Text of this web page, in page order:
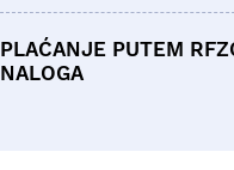
PLAĆANJE PUTEM
NALOGA